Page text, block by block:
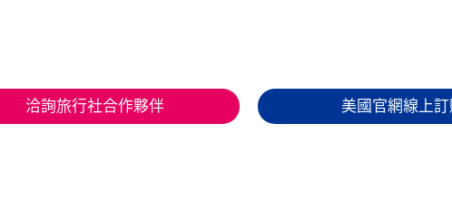
洽詢旅行社合作夥伴 美國官網線上